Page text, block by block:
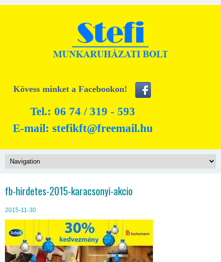
Kövess minket a Facebookon!
Tel.: 06 74 / 319 - 593
E-mail: stefikft@freemail.hu
fb-hirdetes-2015-karacsonyi-akcio
2015-11-30